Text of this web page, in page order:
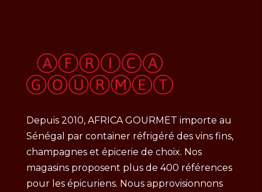
Depuis 2010, AFRICA GOURMET importe au
Sénégal par container réfrigéré des vins fins,
champagnes et épicerie de choix. Nos
magasins proposent plus de 400 références
pour les épicuriens. Nous approvisionnons